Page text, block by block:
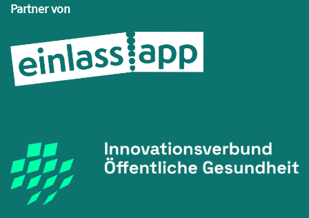
Partner von